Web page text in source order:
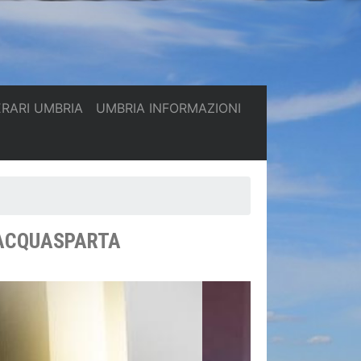
UMBRIA(current)
UMBRIA INFORMAZIONI(current)